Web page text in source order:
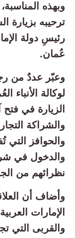
وبهذه
ترحيبه بزيارة
رئيسِ دولة
عُمان.
وعبّر عددٌ من
لوكالة الأنباء
الزيارة في
والشراكة
والحوافز التي
والدخول في
نظرائهم من
وأضاف أن
الإمارات
والقربى التي